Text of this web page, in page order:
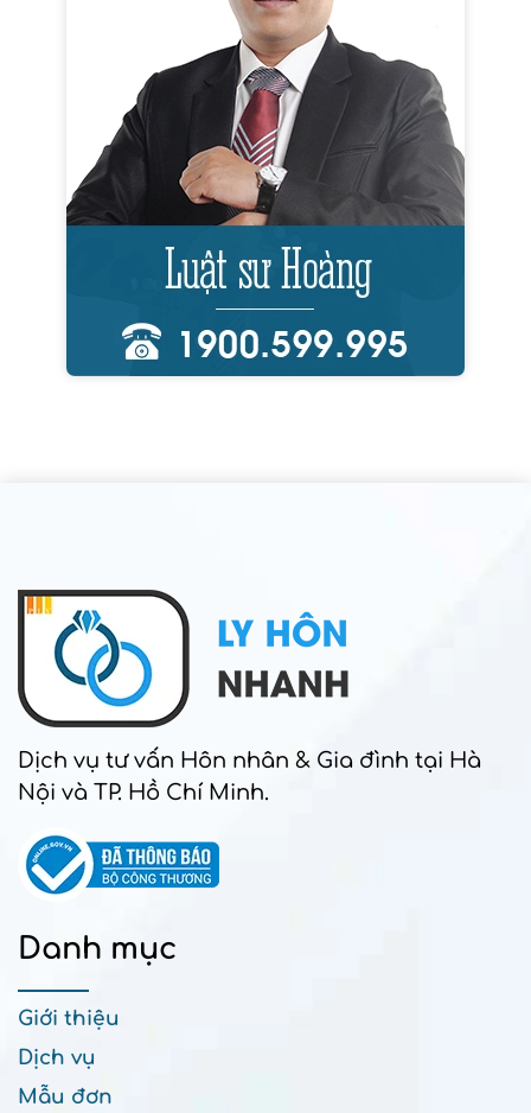
Dịch vụ tư vấn Hôn nhân & Gia đình tại Hà
Nội và TP. Hồ Chí Minh.
Danh mục
Giới thiệu
Dịch vụ
Mẫu đơn